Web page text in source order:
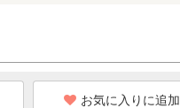
お気に入りに追加